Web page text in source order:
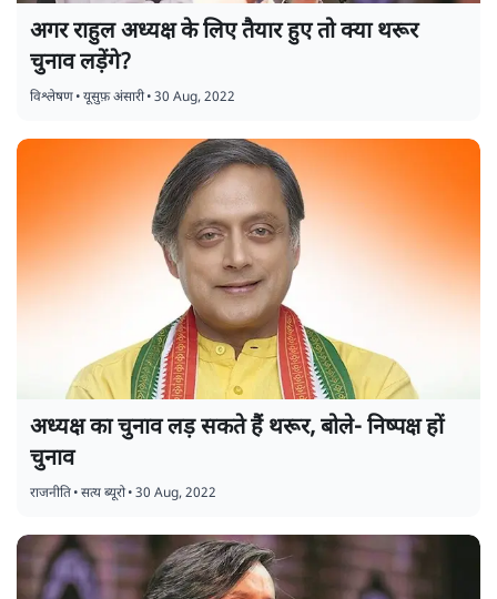
अगर राहुल अध्यक्ष के लिए तैयार हुए तो क्या थरूर
चुनाव लड़ेंगे?
विश्लेषण•यूसुफ़ अंसारी•30 Aug, 2022
अध्यक्ष का चुनाव लड़ सकते हैं थरूर, बोले- निष्पक्ष हों
चुनाव
राजनीति•सत्य ब्यूरो•30 Aug, 2022